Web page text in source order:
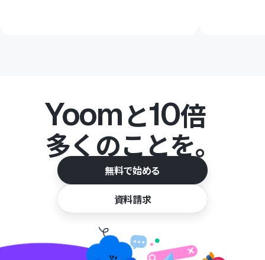
Yoomと10倍
多くのことを。
無料で始める
資料請求